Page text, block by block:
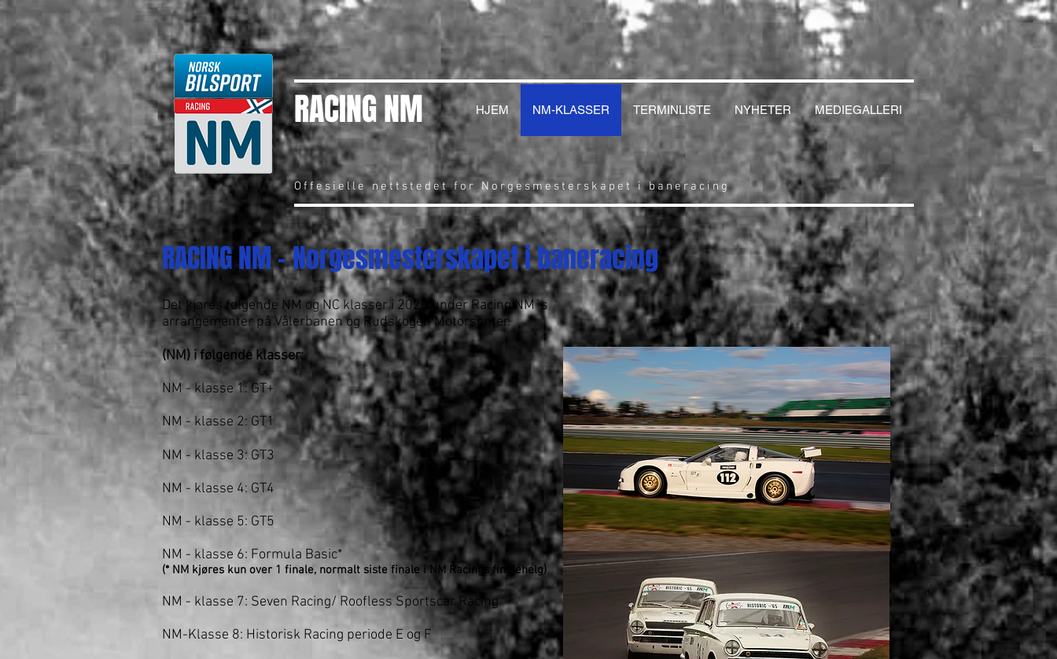
RACING NM HJEM NM-KLASSER TERMINLISTE NYHETER MEDIEGALLERI
Offesielle nettstedet for Norgesmesterskapet i baneracing
Det kjøres følgende NM og NC klasser i 2020 under Racing NM`s
arrangementer på Vålerbanen og Rudskogen Motorsenter.
(NM) i følgende klasser:
NM - klasse 1: GT+
NM - klasse 2: GT1
NM - klasse 3: GT3
NM - klasse 4: GT4
NM - klasse 5: GT5
NM - klasse 6: Formula Basic*
(* NM kjøres kun over 1 finale, normalt siste finale i NM Racings finalehelg)
NM - klasse 7: Seven Racing/ Roofless Sportscar Racing
NM-Klasse 8: Historisk Racing periode E og F
RACING NM - Norgesmesterskapet i baneracing